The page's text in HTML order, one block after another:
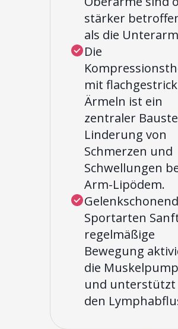
stärker
als die
Die
mit
Ärmeln ist ein
zentraler
Linderung von
Schmerzen und
Schwellungen
Arm-Lipödem.
Sportarten
regelmäßige
Bewegung
die
und unterstützt
den